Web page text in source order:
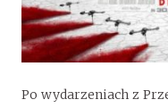
Po wydarzeniach z